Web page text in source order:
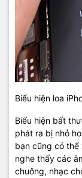
Biểu hiện loa
Biểu hiện bất
phát ra bị nhỏ
bạn cũng có
nghe thấy các
chuông, nhạc